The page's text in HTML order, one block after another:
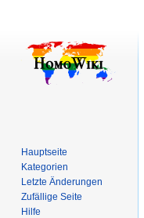
Hauptseite
Kategorien
Letzte Änderungen
Zufällige Seite
Hilfe